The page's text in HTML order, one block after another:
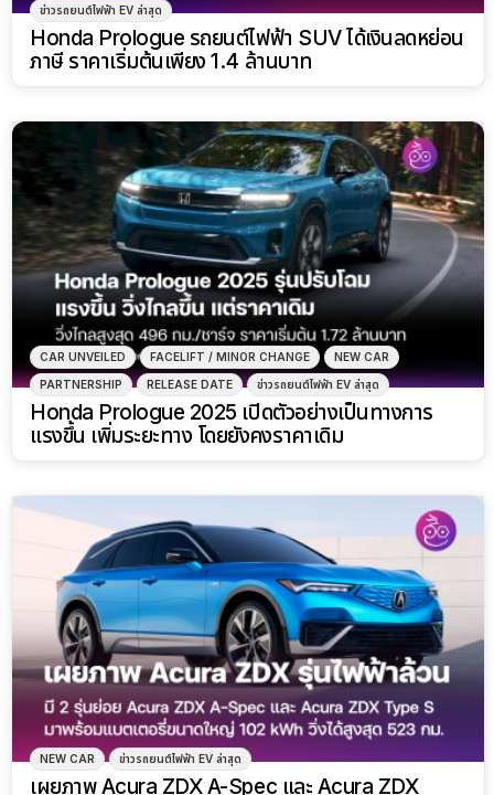
ข่าวรถยนต์ไฟฟ้า EV ล่าสุด
Honda Prologue รถยนต์ไฟฟ้า SUV ได้เงินลดหย่อน
ภาษี ราคาเริ่มต้นเพียง 1.4 ล้านบาท
CAR UNVEILED FACELIFT / MINOR CHANGE NEW CAR
PARTNERSHIP RELEASE DATE ข่าวรถยนต์ไฟฟ้า EV ล่าสุด
Honda Prologue 2025 เปิดตัวอย่างเป็นทางการ
แรงขึ้น เพิ่มระยะทาง โดยยังคงราคาเดิม
NEW CAR ข่าวรถยนต์ไฟฟ้า EV ล่าสุด
เผยภาพ Acura ZDX A-Spec และ Acura ZDX